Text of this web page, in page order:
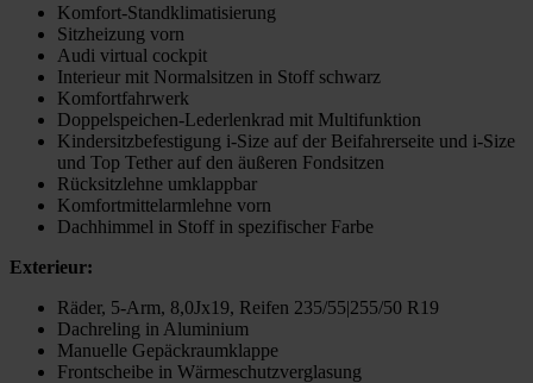
Komfort-Standklimatisierung
Sitzheizung vorn
Audi virtual cockpit
Interieur mit Normalsitzen in Stoff schwarz
Komfortfahrwerk
Doppelspeichen-Lederlenkrad mit Multifunktion
Kindersitzbefestigung i-Size auf der Beifahrerseite und i-Size
und Top Tether auf den äußeren Fondsitzen
Rücksitzlehne umklappbar
Komfortmittelarmlehne vorn
Dachhimmel in Stoff in spezifischer Farbe
Exterieur:
Räder, 5-Arm, 8,0Jx19, Reifen 235/55|255/50 R19
Dachreling in Aluminium
Manuelle Gepäckraumklappe
Frontscheibe in Wärmeschutzverglasung